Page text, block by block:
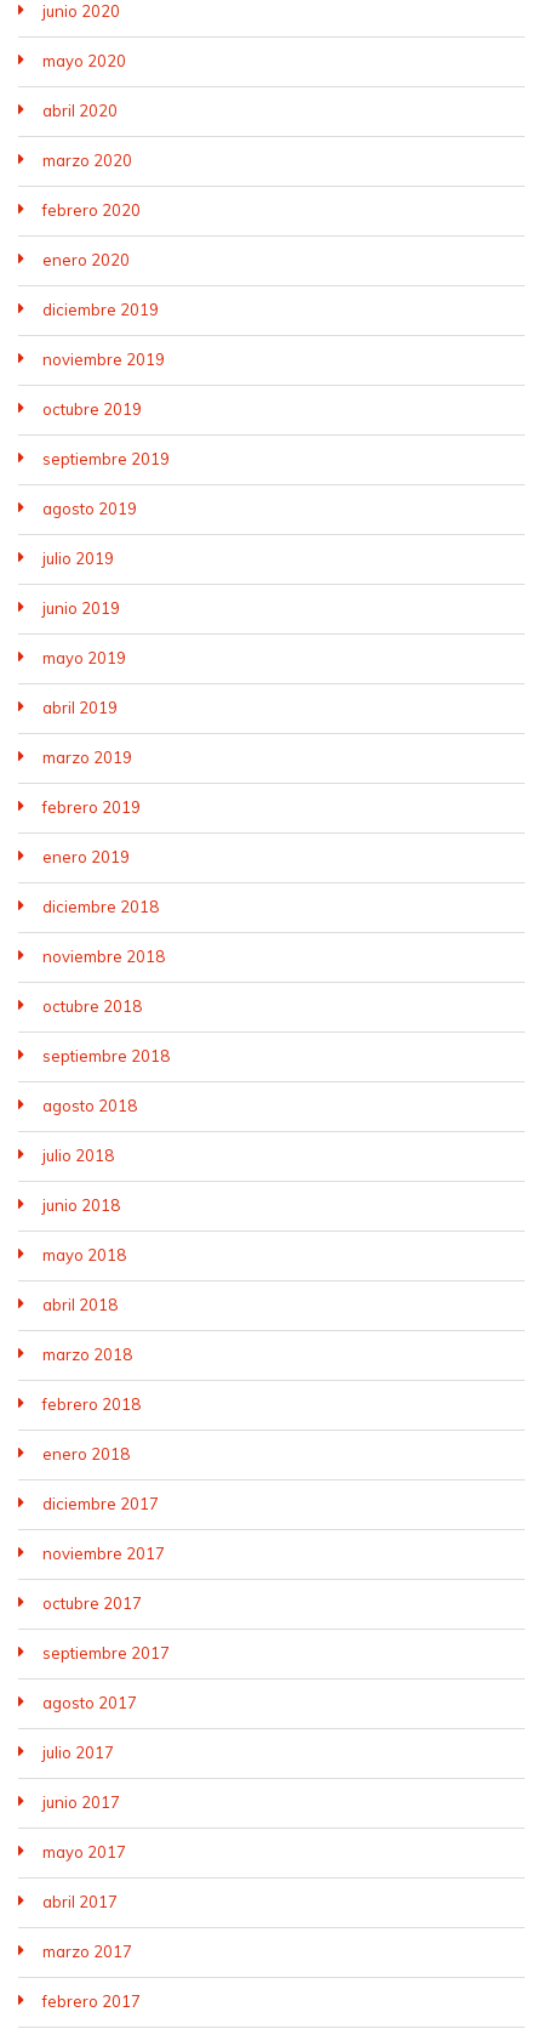
junio 2020
mayo 2020
abril 2020
marzo 2020
febrero 2020
enero 2020
diciembre 2019
noviembre 2019
octubre 2019
septiembre 2019
agosto 2019
julio 2019
junio 2019
mayo 2019
abril 2019
marzo 2019
febrero 2019
enero 2019
diciembre 2018
noviembre 2018
octubre 2018
septiembre 2018
agosto 2018
julio 2018
junio 2018
mayo 2018
abril 2018
marzo 2018
febrero 2018
enero 2018
diciembre 2017
noviembre 2017
octubre 2017
septiembre 2017
agosto 2017
julio 2017
junio 2017
mayo 2017
abril 2017
marzo 2017
febrero 2017